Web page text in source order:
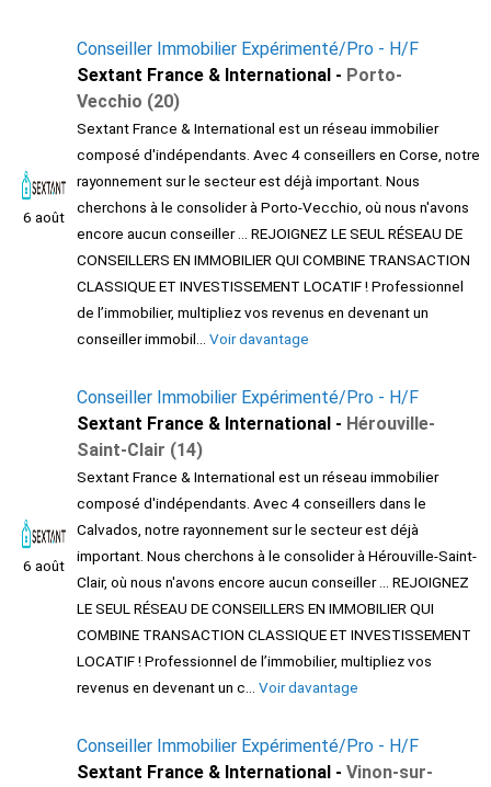
6 août
Conseiller Immobilier Expérimenté/Pro - H/F
Sextant France & International - Porto-
Vecchio (20)
Sextant France & International est un réseau immobilier
composé d'indépendants. Avec 4 conseillers en Corse, notre
rayonnement sur le secteur est déjà important. Nous
cherchons à le consolider à Porto-Vecchio, où nous n'avons
encore aucun conseiller ... REJOIGNEZ LE SEUL RÉSEAU DE
CONSEILLERS EN IMMOBILIER QUI COMBINE TRANSACTION
CLASSIQUE ET INVESTISSEMENT LOCATIF ! Professionnel
de l’immobilier, multipliez vos revenus en devenant un
conseiller immobil... Voir davantage
6 août
Conseiller Immobilier Expérimenté/Pro - H/F
Sextant France & International - Hérouville-
Saint-Clair (14)
Sextant France & International est un réseau immobilier
composé d'indépendants. Avec 4 conseillers dans le
Calvados, notre rayonnement sur le secteur est déjà
important. Nous cherchons à le consolider à Hérouville-Saint-
Clair, où nous n'avons encore aucun conseiller ... REJOIGNEZ
LE SEUL RÉSEAU DE CONSEILLERS EN IMMOBILIER QUI
COMBINE TRANSACTION CLASSIQUE ET INVESTISSEMENT
LOCATIF ! Professionnel de l’immobilier, multipliez vos
revenus en devenant un c... Voir davantage
Conseiller Immobilier Expérimenté/Pro - H/F
Sextant France & International - Vinon-sur-